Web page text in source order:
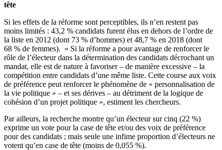
tête
Si les effets de la réforme sont perceptibles, ils n’en restent pas
moins limités : 43,2 % candidats furent élus en dehors de l’ordre de
la liste en 2012 (dont 73 % d’hommes) et 48,7 % en 2018 (dont
68 % de femmes). « Si la réforme a pour avantage de renforcer le
rôle de l’électeur dans la détermination des candidats décrochant un
mandat, elle est de nature à favoriser – de manière excessive – la
compétition entre candidats d’une même liste. Cette course aux voix
de préférence peut renforcer le phénomène de « personnalisation de
la vie politique » – et ses dérives – au détriment de la logique de
cohésion d’un projet politique », estiment les chercheurs.
Par ailleurs, la recherche montre qu’un électeur sur cinq (22 %)
exprime un vote pour la case de tête et/ou des voix de préférence
pour des candidats ; mais seule une infime proportion d’électeurs ne
votent qu’en case de tête (moins de 0,055 %).